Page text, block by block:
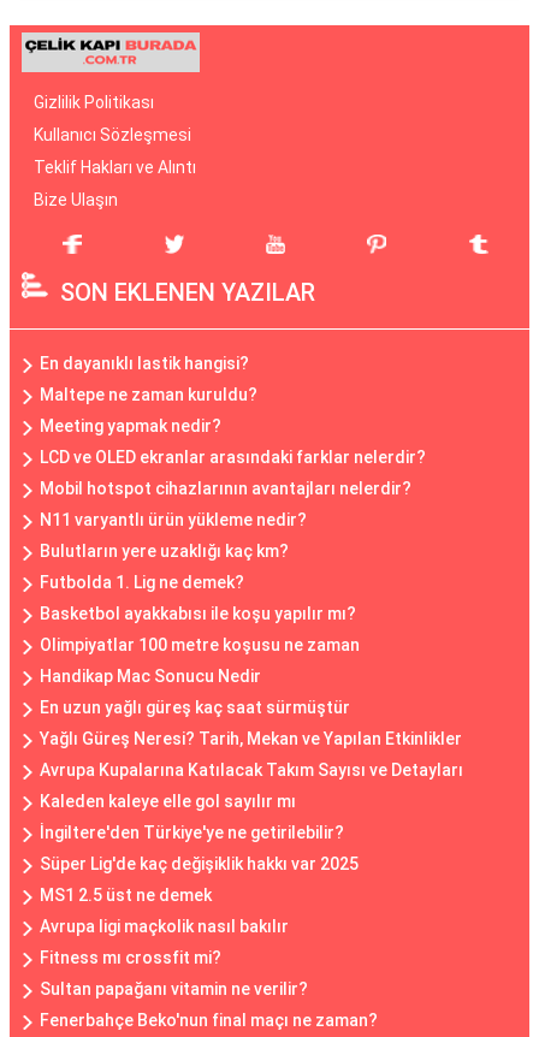
Gizlilik Politikası
Kullanıcı Sözleşmesi
Teklif Hakları ve Alıntı
Bize Ulaşın
SON EKLENEN YAZILAR
En dayanıklı lastik hangisi?
Maltepe ne zaman kuruldu?
Meeting yapmak nedir?
LCD ve OLED ekranlar arasındaki farklar nelerdir?
Mobil hotspot cihazlarının avantajları nelerdir?
N11 varyantlı ürün yükleme nedir?
Bulutların yere uzaklığı kaç km?
Futbolda 1. Lig ne demek?
Basketbol ayakkabısı ile koşu yapılır mı?
Olimpiyatlar 100 metre koşusu ne zaman
Handikap Mac Sonucu Nedir
En uzun yağlı güreş kaç saat sürmüştür
Yağlı Güreş Neresi? Tarih, Mekan ve Yapılan Etkinlikler
Avrupa Kupalarına Katılacak Takım Sayısı ve Detayları
Kaleden kaleye elle gol sayılır mı
İngiltere'den Türkiye'ye ne getirilebilir?
Süper Lig'de kaç değişiklik hakkı var 2025
MS1 2.5 üst ne demek
Avrupa ligi maçkolik nasıl bakılır
Fitness mı crossfit mi?
Sultan papağanı vitamin ne verilir?
Fenerbahçe Beko'nun final maçı ne zaman?